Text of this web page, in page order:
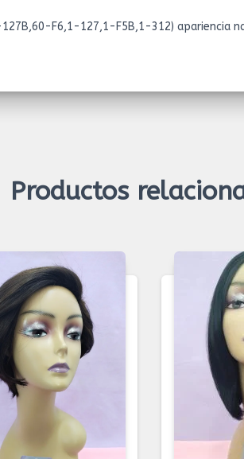
F6,1-127,1-F5B,1-312) apariencia
Productos